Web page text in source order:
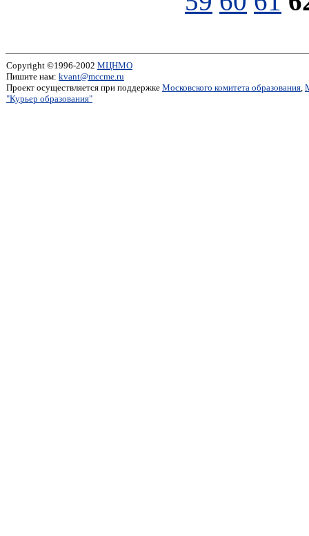
Copyright ©1996-2002 МЦНМО
Пишите нам: kvant@mccme.ru
Проект осуществляется при поддержке Московского комитета образования,
"Курьер образования"